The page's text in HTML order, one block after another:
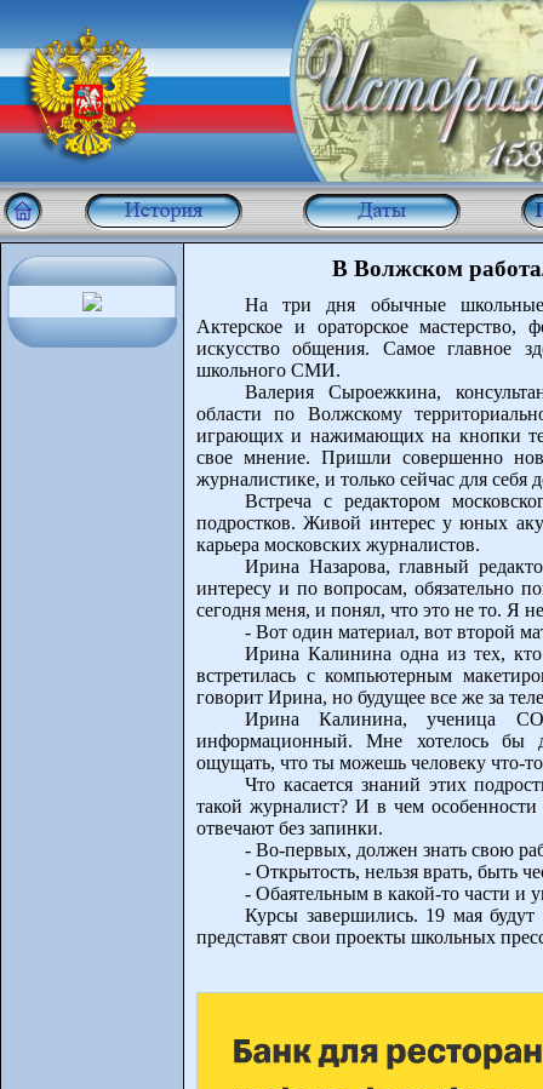
В Волжском
На три дня обычные школьные
Актерское и ораторское
искусство общения. Самое главное
школьного СМИ.
Валерия Сыроежкина,
области по Волжскому
играющих и нажимающих на кнопки
свое мнение. Пришли совершенно
журналистике, и только сейчас для себя
Встреча с редактором
подростков. Живой интерес у юных
карьера московских журналистов.
Ирина Назарова, главный
интересу и по вопросам, обязательно
сегодня меня, и понял, что это не то. Я
- Вот один материал, вот второй
Ирина Калинина одна из тех,
встретилась с компьютерным
говорит Ирина, но будущее все же за
Ирина Калинина, ученица
информационный. Мне хотелось бы
ощущать, что ты можешь человеку что-
Что касается знаний этих
такой журналист? И в чем
отвечают без запинки.
- Во-первых, должен знать свою
- Открытость, нельзя врать, быть
- Обаятельным в какой-то части и
Курсы завершились. 19 мая будут
представят свои проекты школьных